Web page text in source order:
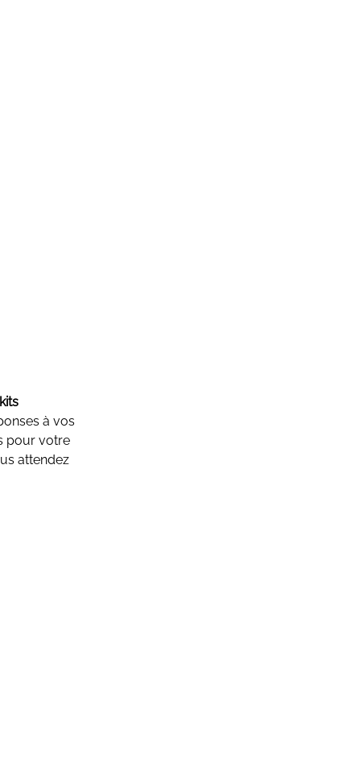
kits
à vos
pour votre
attendez